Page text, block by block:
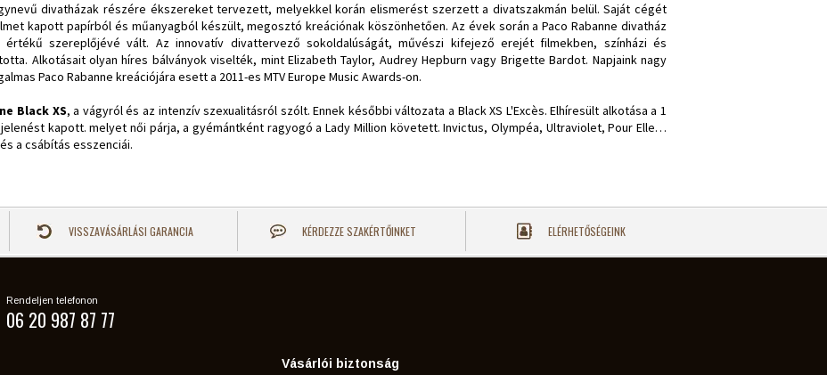
divatházak részére ékszereket tervezett, melyekkel korán elismerést szerzett a divatszakmán belül. Saját cégét
kapott papírból és műanyagból készült, megosztó kreációnak köszönhetően. Az évek során a Paco Rabanne divatház
értékű szereplőjévé vált. Az innovatív divattervező sokoldalúságát, művészi kifejező erejét filmekben, színházi és
Alkotásait olyan híres bálványok viselték, mint Elizabeth Taylor, Audrey Hepburn vagy Brigette Bardot. Napjaink nagy
Paco Rabanne kreációjára esett a 2011-es MTV Europe Music Awards-on.
Black XS, a vágyról és az intenzív szexualitásról szólt. Ennek későbbi változata a Black XS L'Excès. Elhíresült alkotása a 1
kapott. melyet női párja, a gyémántként ragyogó a Lady Million követett. Invictus, Olympéa, Ultraviolet, Pour Elle…
a csábítás esszenciái.
VISSZAVÁSÁRLÁSI GARANCIA KÉRDEZZE SZAKÉRTŐINKET ELÉRHETŐSÉGEINK
Rendeljen telefonon
06 20 987 87 77
Vásárlói biztonság